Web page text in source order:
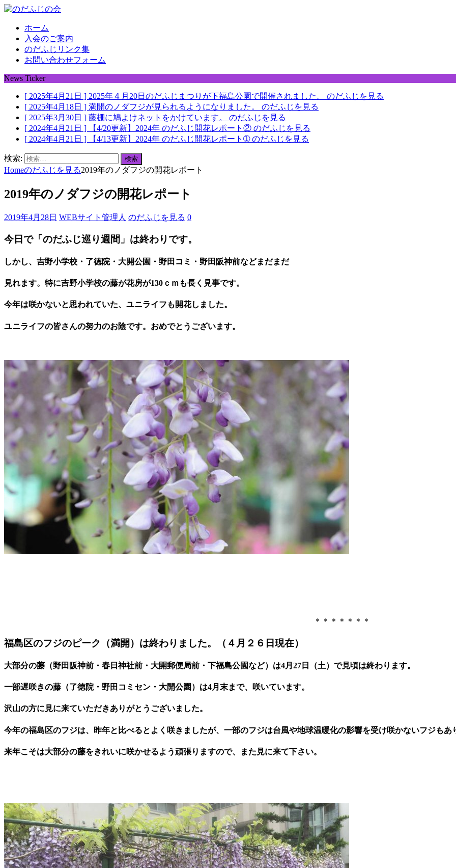
ホーム
入会のご案内
のだふじリンク集
お問い合わせフォーム
News Ticker
[ 2025年4月21日 ] 2025年４月20日のだふじまつりが下福島公園で開催されました。 のだふじを見る
[ 2025年4月18日 ] 満開のノダフジが見られるようになりました。 のだふじを見る
[ 2025年3月30日 ] 藤棚に鳩よけネットをかけています。 のだふじを見る
[ 2024年4月21日 ]
【4/20更新】2024年 のだふじ開花レポート② のだふじを見る
[ 2024年4月21日 ]
【4/13更新】2024年 のだふじ開花レポート➀のだふじを見る
検索:
Homeのだふじを見る2019年のノダフジの開花レポート
2019年のノダフジの開花レポート
2019年4月28日 WEBサイト管理人 のだふじを見る 0
今日で「のだふじ巡り週間」は終わりです。
しかし、吉野小学校・了徳院・大開公園・野田コミ・野田阪神前などまだまだ
見れます。特に吉野小学校の藤が花房が130 ｃｍも長く見事です。
今年は咲かないと思われていた、ユニライフも開花しました。
ユニライフの皆さんの努力のお陰です。おめでとうございます。
＊＊＊＊＊＊＊
福島区のフジのピーク（満開）は終わりました。（４月２６日現在）
大部分の藤（野田阪神前・春日神社前・大開郵便局前・下福島公園など）は4月 27 日（土）で見頃は終わります。
一部遅咲きの藤（了徳院・野田コミセン・大開公園）は4月末まで、咲いています。
沢山の方に見に来ていただきありがとうございました。
今年の福島区のフジは、昨年と比べるとよく咲きましたが、一部のフジは台風や地球温暖化の影響を受け咲かないフジもあ
来年こそは大部分の藤をきれいに咲かせるよう頑張りますので、また見に来て下さい。